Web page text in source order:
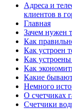
Адреса и
клиентов в
Главная
Зачем нужен
Как
Как устроен
Как
Как
Какие
Немного
О счетчиках
Счетчики